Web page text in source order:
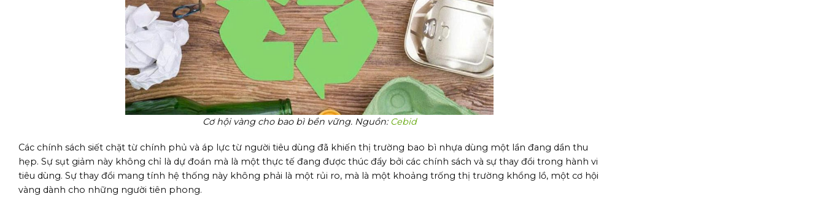
Cơ hội vàng cho bao bì bền vững. Nguồn: Cebid
Các chính sách siết chặt từ chính phủ và áp lực từ người tiêu dùng đã khiến thị trường bao bì nhựa dùng một lần đang dần thu
hẹp. Sự sụt giảm này không chỉ là dự đoán mà là một thực tế đang được thúc đẩy bởi các chính sách và sự thay đổi trong hành vi
tiêu dùng. Sự thay đổi mang tính hệ thống này không phải là một rủi ro, mà là một khoảng trống thị trường khổng lồ, một cơ hội
vàng dành cho những người tiên phong.